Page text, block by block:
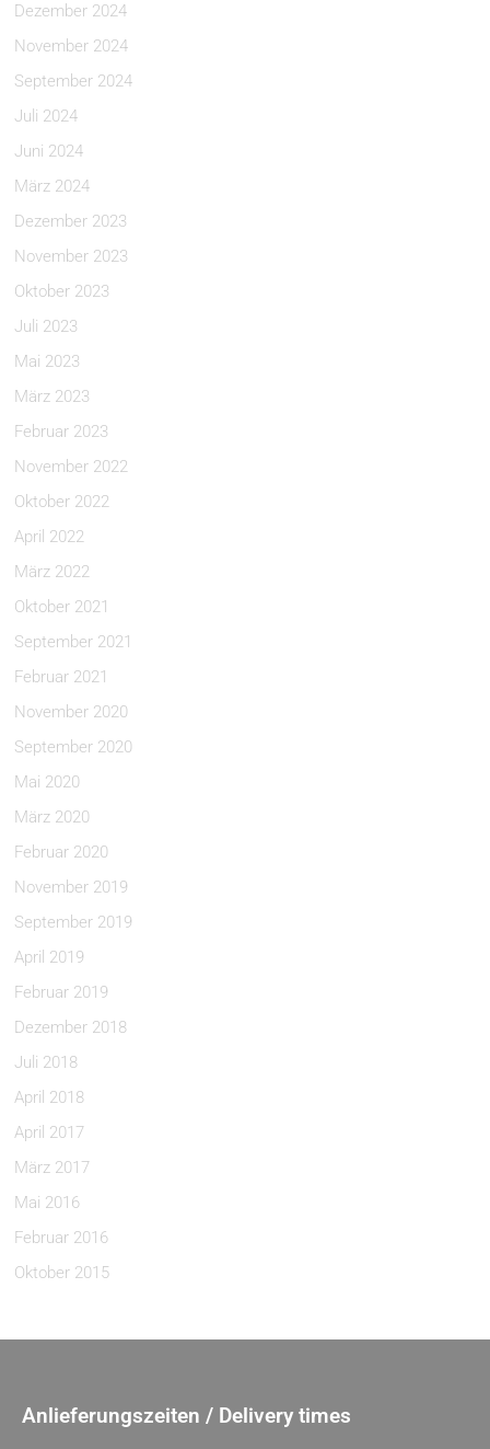
Dezember 2024
November 2024
September 2024
Juli 2024
Juni 2024
März 2024
Dezember 2023
November 2023
Oktober 2023
Juli 2023
Mai 2023
März 2023
Februar 2023
November 2022
Oktober 2022
April 2022
März 2022
Oktober 2021
September 2021
Februar 2021
November 2020
September 2020
Mai 2020
März 2020
Februar 2020
November 2019
September 2019
April 2019
Februar 2019
Dezember 2018
Juli 2018
April 2018
April 2017
März 2017
Mai 2016
Februar 2016
Oktober 2015
Anlieferungszeiten / Delivery times